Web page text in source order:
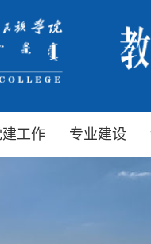
建工作 专业建设